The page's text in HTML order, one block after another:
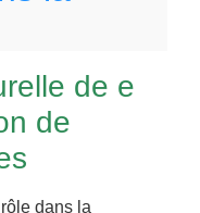
de e
de
dans la